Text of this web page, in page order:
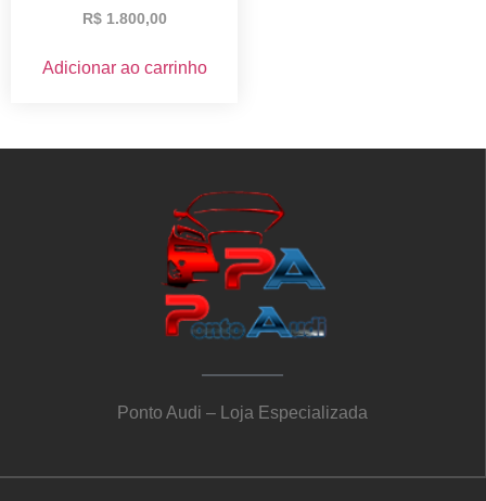
R$1.800,00
Adicionar ao carrinho
Ponto Audi – Loja Especializada